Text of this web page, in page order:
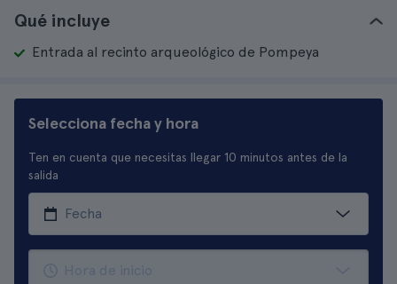
Qué incluye
Entrada al recinto arqueológico de Pompeya
Selecciona fecha y hora
Ten en cuenta que necesitas llegar 10 minutos antes de la
salida